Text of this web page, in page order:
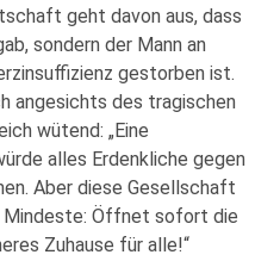
geht davon aus, dass
sondern der Mann an
gestorben ist.
angesichts des tragischen
wütend: „Eine
alles Erdenkliche gegen
Aber diese Gesellschaft
Öffnet sofort die
Zuhause für alle!“